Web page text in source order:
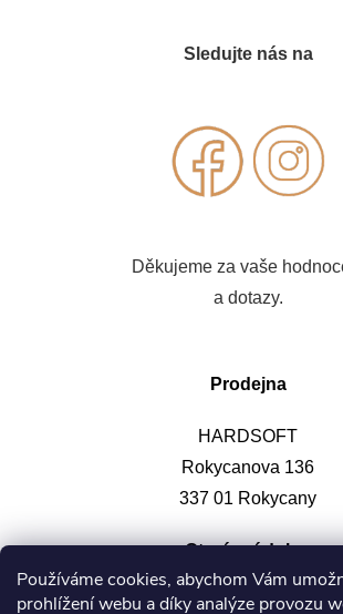
Používáme cookies, abychom Vám
prohlížení webu a díky analýze provozu
Sledujte nás na
Děkujeme za vaše
a dotazy.
Prodejna
HARDSOFT
Rokycanova 136
337 01 Rokycany
Otevírací doba: